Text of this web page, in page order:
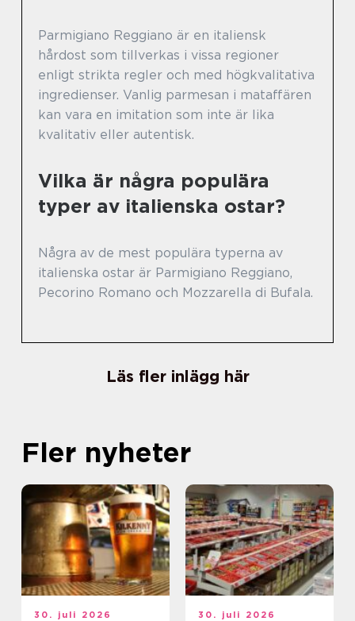
Parmigiano Reggiano är en italiensk
hårdost som tillverkas i vissa regioner
enligt strikta regler och med högkvalitativa
ingredienser. Vanlig parmesan i mataffären
kan vara en imitation som inte är lika
kvalitativ eller autentisk.
Vilka är några populära
typer av italienska ostar?
Några av de mest populära typerna av
italienska ostar är Parmigiano Reggiano,
Pecorino Romano och Mozzarella di Bufala.
Läs fler inlägg här
Fler nyheter
30. juli 2026 30. juli 2026